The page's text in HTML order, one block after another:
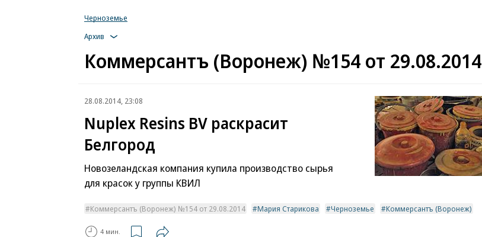
Черноземье
Архив
Коммерсантъ (Воронеж) №154 от 29.08.2014
28.08.2014, 23:08
Nuplex Resins BV раскрасит
Белгород
Новозеландская компания купила производство сырья
для красок у группы КВИЛ
Коммерсантъ (Воронеж) №154 от 29.08.2014 Мария Старикова Черноземье Коммерсантъ (Воронеж)
4 мин.